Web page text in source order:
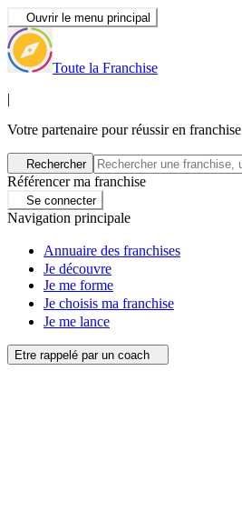
Ouvrir le menu principal
Toute la Franchise
|
Votre partenaire pour réussir en franchise
Rechercher
Référencer ma franchise
Se connecter
Navigation principale
Annuaire des franchises
Je découvre
Je me forme
Je choisis ma franchise
Je me lance
Etre rappelé par un coach